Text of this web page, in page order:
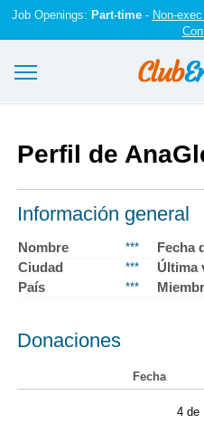
Job Openings: Part-time- Non-
Registrarse
Iniciar sesión
Contáctenos
Perfil de
Información general
Nombre ***
Fecha
Ciudad
***
Última
País
***
Donaciones
Fecha
4 de